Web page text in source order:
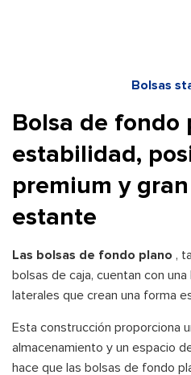
Bolsas
Bolsa de fondo
estabilidad,
premium y
estante
Las bolsas de fondo plano ,
bolsas de caja, cuentan con
laterales que crean una forma
Esta construcción proporciona
almacenamiento y un espacio
hace que las bolsas de fondo